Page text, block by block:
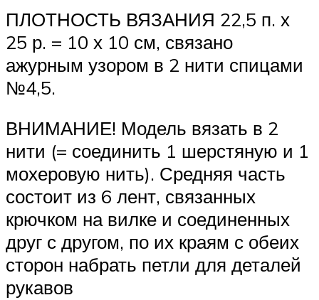
ПЛОТНОСТЬ ВЯЗАНИЯ 22,5 п. х
25 р. = 10 х 10 см, связано
ажурным узором в 2 нити спицами
№4,5.
ВНИМАНИЕ! Модель вязать в 2
нити (= соединить 1 шерстяную и 1
мохеровую нить). Средняя часть
состоит из 6 лент, связанных
крючком на вилке и соединенных
друг с другом, по их краям с обеих
сторон набрать петли для деталей
рукавов